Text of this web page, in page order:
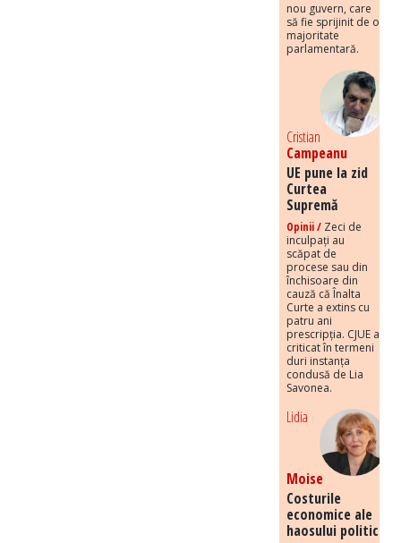
nou guvern, care
să fie sprijinit de o
majoritate
parlamentară.
Cristian
Campeanu
UE pune la zid
Curtea
Supremă
Opinii / Zeci de
inculpați au
scăpat de
procese sau din
închisoare din
cauză că Înalta
Curte a extins cu
patru ani
prescripția. CJUE a
criticat în termeni
duri instanța
condusă de Lia
Savonea.
Lidia
Moise
Costurile
economice ale
haosului politic